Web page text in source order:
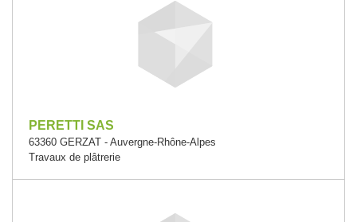
PERETTI SAS
63360 GERZAT - Auvergne-Rhône-Alpes
Travaux de plâtrerie